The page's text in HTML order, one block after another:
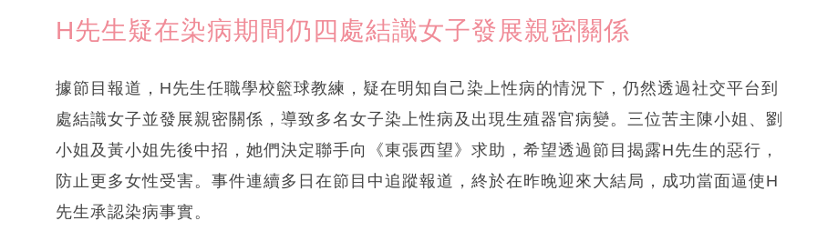
H先生疑在染病期間仍四處結識女子發展親密關係
據節目報道，H先生任職學校籃球教練，疑在明知自己染上性病的情況下，仍然透過社交平台到
處結識女子並發展親密關係，導致多名女子染上性病及出現生殖器官病變。三位苦主陳小姐、劉
小姐及黃小姐先後中招，她們決定聯手向《東張西望》求助，希望透過節目揭露H先生的惡行，
防止更多女性受害。事件連續多日在節目中追蹤報道，終於在昨晚迎來大結局，成功當面逼使H
先生承認染病事實。